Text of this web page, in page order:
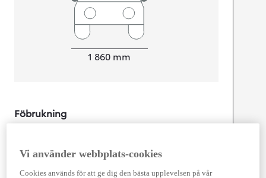
1 860 mm
Föbrukning
Motor
Vi använder webbplats-cookies
Cookies används för att ge dig den bästa upplevelsen på vår